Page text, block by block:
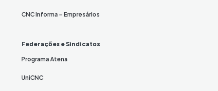
CNC Informa – Empresários
Federações e Sindicatos
Programa Atena
UniCNC